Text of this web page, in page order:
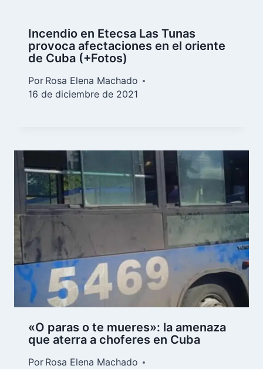
Incendio en Etecsa Las Tunas
provoca afectaciones en el oriente
de Cuba (+Fotos)
Por Rosa Elena Machado
16 de diciembre de 2021
«O paras o te mueres»: la amenaza
que aterra a choferes en Cuba
Por Rosa Elena Machado